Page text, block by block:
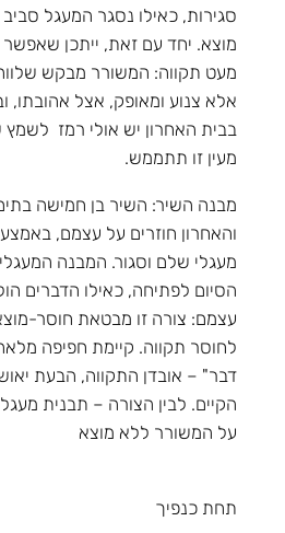
סגירות, כאילו נסגר המעגל סביב
מוצא. יחד עם זאת, ייתכן
מעט תקווה: המשורר מבקש
אלא צנוע ומאופק, אצל אהובתו,
בבית האחרון יש אולי רמז
מעין זו תתממש.
מבנה השיר: השיר בן חמישה
והאחרון חוזרים על עצמם,
מעגלי שלם וסגור. המבנה
הסיום לפתיחה, כאילו הדברים
עצמם: צורה זו מבטאת חוסר-
לחוסר תקווה. קיימת חפיפה מלאה
דבר" – אובדן התקווה, הבעת
הקיים. לבין הצורה – תבנית
על המשורר ללא מוצא
תחת כנפיך